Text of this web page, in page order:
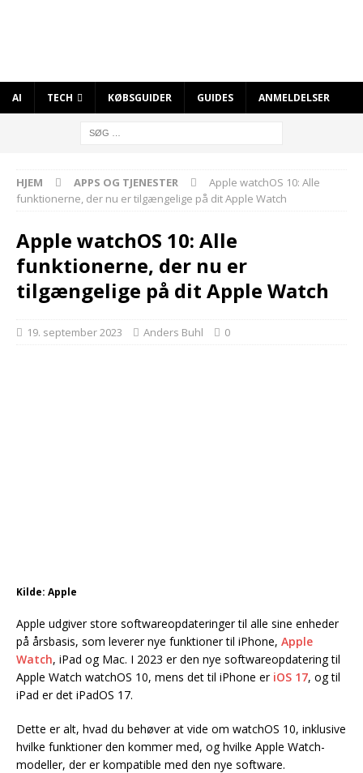
AI TECH KØBSGUIDER GUIDES ANMELDELSER
HJEM APPS OG TJENESTER
Apple watchOS 10: Alle
funktionerne, der nu er tilgængelige på dit Apple Watch
Apple watchOS 10: Alle
funktionerne, der nu er
tilgængelige på dit Apple Watch
19. september 2023 Anders Buhl 0
Kilde: Apple
Apple udgiver store softwareopdateringer til alle sine enheder
på årsbasis, som leverer nye funktioner til iPhone, Apple
Watch, iPad og Mac. I 2023 er den nye softwareopdatering til
Apple Watch watchOS 10, mens det til iPhone er iOS 17, og til
iPad er det iPadOS 17.
Dette er alt, hvad du behøver at vide om watchOS 10, inklusive
hvilke funktioner den kommer med, og hvilke Apple Watch-
modeller, der er kompatible med den nye software.